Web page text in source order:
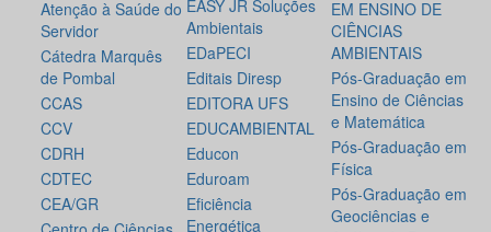
Atenção à Saúde do
Servidor
Cátedra Marquês
de Pombal
CCAS
CCV
CDRH
CDTEC
CEA/GR
EASY JR Soluções
Ambientais
EDaPECI
Editais Diresp
EDITORA UFS
EDUCAMBIENTAL
Educon
Eduroam
Eficiência
Energética
EM ENSINO DE
CIÊNCIAS
AMBIENTAIS
Pós-Graduação em
Ensino de Ciências
e Matemática
Pós-Graduação em
Física
Pós-Graduação em
Geociências e